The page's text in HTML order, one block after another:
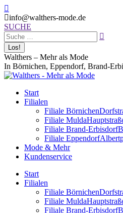
Zum
Inhalt
springen
page
opens
in
new
window
info@walthers-mode.de
Search:
SUCHE
Walthers – Mehr als Mode
In Börnichen, Eppendorf, Brand-
Start
Filialen
Filiale Börnichen
Filiale Mulda
Filiale Brand-Erbisdorf
Filiale Eppendorf
Mode & Mehr
Kundenservice
Start
Filialen
Filiale Börnichen
Filiale Mulda
Filiale Brand-Erbisdorf